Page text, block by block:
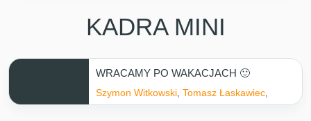
KADRA MINI
WRACAMY PO WAKACJACH 🙂
Szymon Witkowski, Tomasz Łaskawiec,